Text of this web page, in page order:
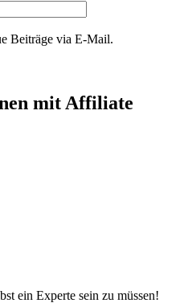
Beiträge via E-Mail.
mit Affiliate
ein Experte sein zu müssen!